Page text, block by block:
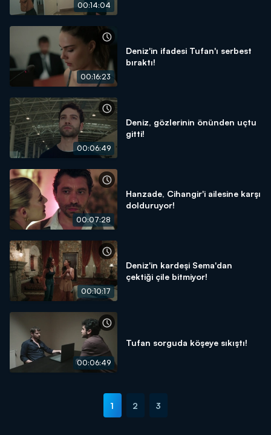
00:14:04
00:16:23
Deniz'in ifadesi Tufan'ı serbest
bıraktı!
00:06:49
Deniz, gözlerinin önünden uçtu
gitti!
00:07:28
Hanzade, Cihangir'i ailesine karşı
dolduruyor!
00:10:17
Deniz'in kardeşi Sema'dan
çektiği çile bitmiyor!
00:06:49
Tufan sorguda köşeye sıkıştı!
1 2 3